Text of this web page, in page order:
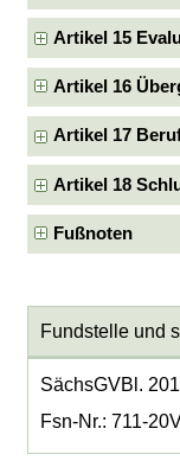
Artikel 15
Artikel 16
Artikel 17
Artikel 18
Fußnoten
Fundstelle und
SächsGVBl.
Fsn-Nr.: 711-